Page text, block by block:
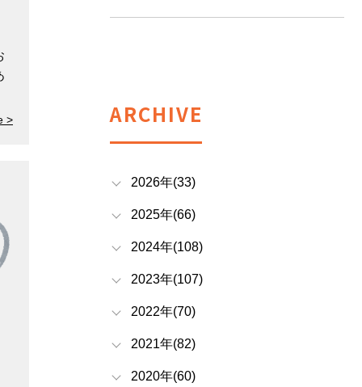
> ARCHIVE
2026年(33)
2025年(66)
2024年(108)
2023年(107)
2022年(70)
2021年(82)
2020年(60)